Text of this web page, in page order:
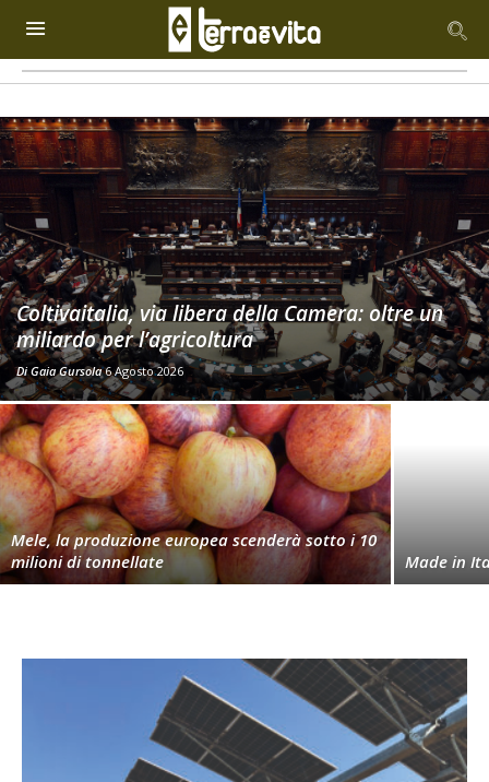
Coltivaitalia, via libera della Camera: oltre un
miliardo per l’agricoltura
DiGaia Gursola 6 Agosto 2026
Mele, la produzione europea scenderà sotto i 10
milioni di tonnellate
Made in